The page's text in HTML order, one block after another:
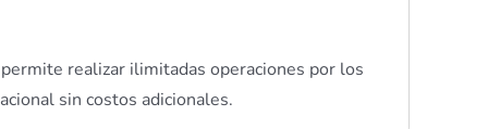
realizar ilimitadas operaciones por los
sin costos adicionales.